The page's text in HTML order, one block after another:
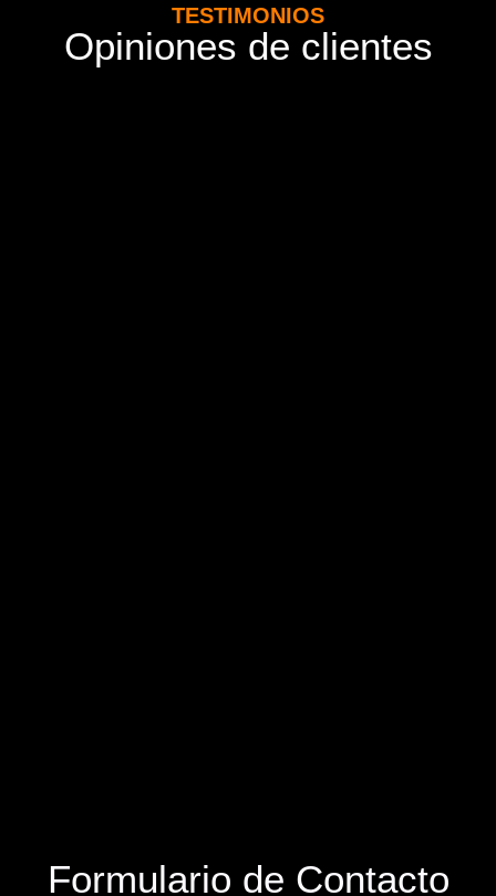
TESTIMONIOS
Opiniones de clientes
Formulario de Contacto